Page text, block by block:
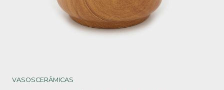
VASOSCERÂMICAS